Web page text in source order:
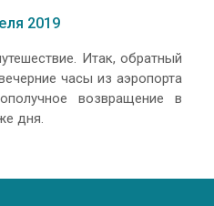
2019
Итак, обратный
часы из аэропорта
возвращение в
дня.